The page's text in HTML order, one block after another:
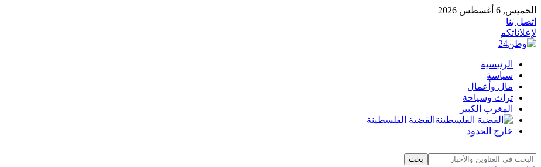
الخميس, 6 أغسطس 2026
اتصل بنا
لإعلاناتكم
الرئيسية
سياسة
مال وأعمال
تراث وسياحة
المغرب الكبير
القضية الفلسطينة
خارج الحدود